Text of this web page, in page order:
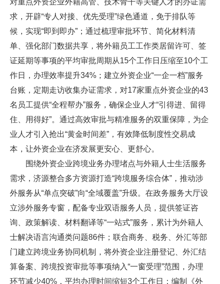
对重点外资企业外籍高管、技术骨干等关键人才的办证需
求，开辟“专人对接、优先受理”绿色通道，免于排队等
候，实现“即到即办”；通过梳理审批环节、简化材料清
单、强化部门数据共享，将外籍员工工作类居留许可、签
证延期等事项的平均审批周期从15个工作日压缩至10个工
作日，办理效率提升34%；建立外资企业“一企一档”服务
台账，定期走访收集办证需求，对17家重点外资企业的43
名员工提供“全程帮办”服务，确保企业人才“引得进、留得
住、用得好”。通过高效审批与精准服务的双重保障，为企
业人才引入抢出“黄金时间差”，有效降低制度性交易成
本，让外资企业在济发展更安心、更舒心。
围绕外资企业跨境业务办理堵点与外籍人士生活服务
需求，济源整合多方资源打造“跨境服务综合体”，推动涉
外服务从“单点突破”向“全域覆盖”升级。在政务服务大厅设
立涉外服务专窗，配备专业双语服务人员，提供签证咨
询、政策解读、材料翻译等“一站式”服务，累计为外籍人
士解决语言沟通类问题86件；联合商务、税务、外汇等部
门建立跨境业务协同机制，将外资企业注册登记、外汇结
算备案、跨境投资审批等事项纳入“一窗受理”范围，办理
环节减少40%，平均办理时间缩短3个工作日；编制《外